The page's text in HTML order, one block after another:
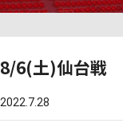
8/6(土)仙台戦
2022.7.28